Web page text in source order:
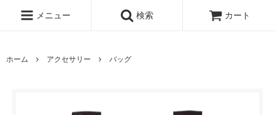
メニュー 検索 カート
ホーム アクセサリー バッグ